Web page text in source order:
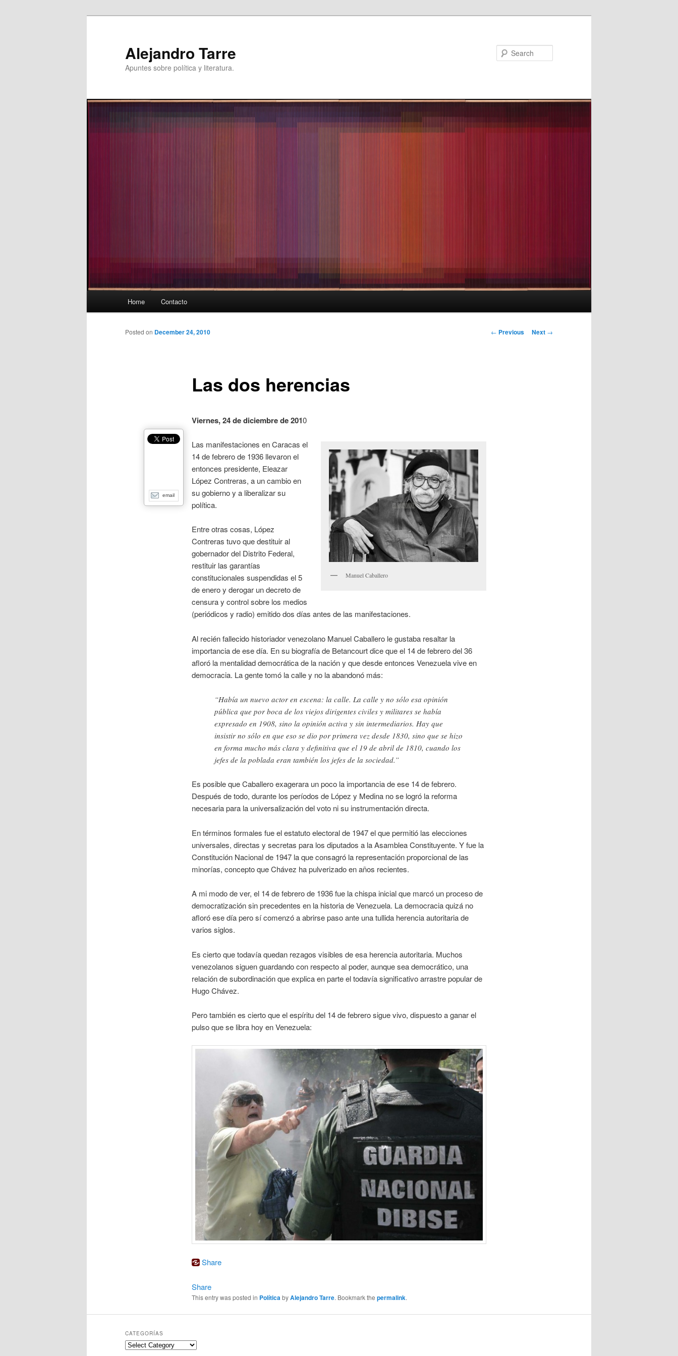
Alejandro Tarre
Apuntes sobre política y literatura.
Home Contacto
Post
← Previous Next →
Las dos herencias
Posted on December 24, 2010
Viernes, 24 de diciembre de 2010
Manuel Caballero
Las manifestaciones en Caracas el
14 de febrero de 1936 llevaron el
entonces presidente, Eleazar
López Contreras, a un cambio en
su gobierno y a liberalizar su
política.
Entre otras cosas, López
Contreras tuvo que destituir al
gobernador del Distrito Federal,
restituir las garantías
constitucionales suspendidas el 5
de enero y derogar un decreto de
censura y control sobre los medios
(periódicos y radio) emitido dos días antes de las manifestaciones.
Al recién fallecido historiador venezolano Manuel Caballero le gustaba resaltar la
importancia de ese día. En su biografía de Betancourt dice que el 14 de febrero del 36
afloró la mentalidad democrática de la nación y que desde entonces Venezuela vive en
democracia. La gente tomó la calle y no la abandonó más:
“Había un nuevo actor en escena: la calle. La calle y no sólo esa opinión
pública que por boca de los viejos dirigentes civiles y militares se había
expresado en 1908, sino la opinión activa y sin intermediarios. Hay que
insistir no sólo en que eso se dio por primera vez desde 1830, sino que se hizo
en forma mucho más clara y definitiva que el 19 de abril de 1810, cuando los
jefes de la poblada eran también los jefes de la sociedad.”
Es posible que Caballero exagerara un poco la importancia de ese 14 de febrero.
Después de todo, durante los períodos de López y Medina no se logró la reforma
necesaria para la universalización del voto ni su instrumentación directa.
En términos formales fue el estatuto electoral de 1947 el que permitió las elecciones
universales, directas y secretas para los diputados a la Asamblea Constituyente. Y fue la
Constitución Nacional de 1947 la que consagró la representación proporcional de las
minorías, concepto que Chávez ha pulverizado en años recientes.
A mi modo de ver, el 14 de febrero de 1936 fue la chispa inicial que marcó un proceso de
democratización sin precedentes en la historia de Venezuela. La democracia quizá no
afloró ese día pero sí comenzó a abrirse paso ante una tullida herencia autoritaria de
varios siglos.
Es cierto que todavía quedan rezagos visibles de esa herencia autoritaria. Muchos
venezolanos siguen guardando con respecto al poder, aunque sea democrático, una
relación de subordinación que explica en parte el todavía significativo arrastre popular de
Hugo Chávez.
Pero también es cierto que el espíritu del 14 de febrero sigue vivo, dispuesto a ganar el
pulso que se libra hoy en Venezuela:
Share
Share
This entry was posted in PolíticabyAlejandro Tarre. Bookmark the permalink.
CATEGORÍAS
Categorías
email